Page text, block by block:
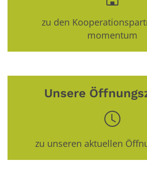
zu den
momentum
Unsere
zu unseren aktuellen